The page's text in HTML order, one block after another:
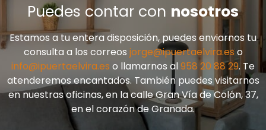
Puedes contar con nosotros
Estamos a tu entera disposición, puedes enviarnos tu
consulta a los correos jorge@ipuertaelvira.eso
info@ipuertaelvira.es o llamarnos al958 20 88 29. Te
atenderemos encantados. También puedes visitarnos
en nuestras oficinas, en la calle Gran Vía de Colón, 37,
en el corazón de Granada.